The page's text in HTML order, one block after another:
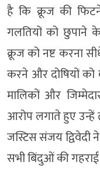
है कि क्रूज की
गलतियों को छुपाने
क्रूज को नष्ट करना
करने और दोषियों को
मालिकों और
आरोप लगाते हुए उन्हें
जस्टिस संजय द्विवेदी
सभी बिंदुओं की